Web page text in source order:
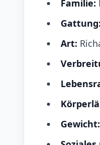
Familie:
Gattung:
Art:
Gewicht: